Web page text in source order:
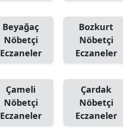
Beyağaç
Nöbetçi
Eczaneler
Bozkurt
Nöbetçi
Eczaneler
Çameli
Nöbetçi
Eczaneler
Çardak
Nöbetçi
Eczaneler